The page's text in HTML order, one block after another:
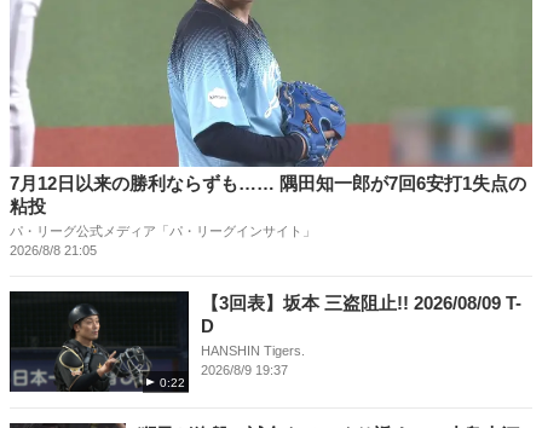
7月12日以来の勝利ならずも…… 隅田知一郎が7回6安打1失点の
粘投
パ・リーグ公式メディア「パ・リーグインサイト」
2026/8/8 21:05
0:22
【3回表】坂本 三盗阻止!! 2026/08/09 T-
D
HANSHIN Tigers.
2026/8/9 19:37